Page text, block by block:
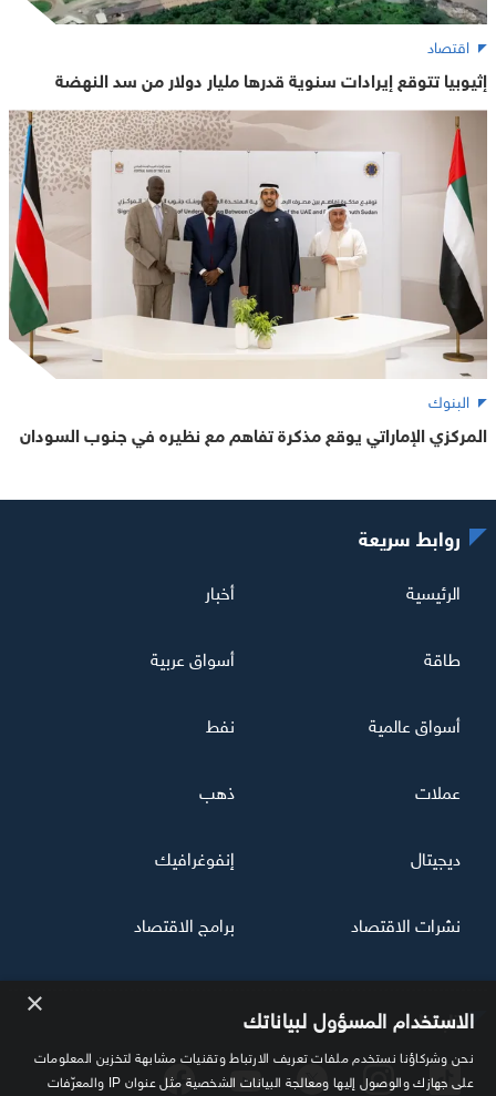
اقتصاد
إثيوبيا تتوقع إيرادات سنوية قدرها مليار دولار من سد النهضة
البنوك
المركزي الإماراتي يوقع مذكرة تفاهم مع نظيره في جنوب السودان
تابعنا
روابط سريعة
الرئيسية أخبار
طاقة أسواق عربية
أسواق عالمية نفط
عملات ذهب
ديجيتال إنفوغرافيك
نشرات الاقتصاد برامج الاقتصاد
× الاستخدام المسؤول لبياناتك
نحن وشركاؤنا نستخدم ملفات تعريف الارتباط وتقنيات مشابهة لتخزين المعلومات
على جهازك والوصول إليها ومعالجة البيانات الشخصية مثل عنوان IP والمعرّفات